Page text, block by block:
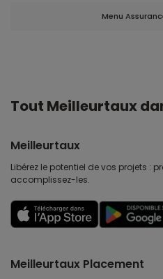
Menu
Tout Meilleurtaux
Meilleurtaux
Libérez le potentiel de vos projets :
accomplissez-les.
Meilleurtaux Placement